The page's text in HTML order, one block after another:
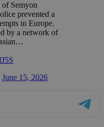
Semyon
prevented a
in Europe.
by a network of
June 15, 2026